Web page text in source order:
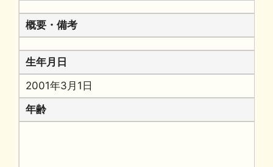
概要・備考
生年月日
2001年3月1日
年齢